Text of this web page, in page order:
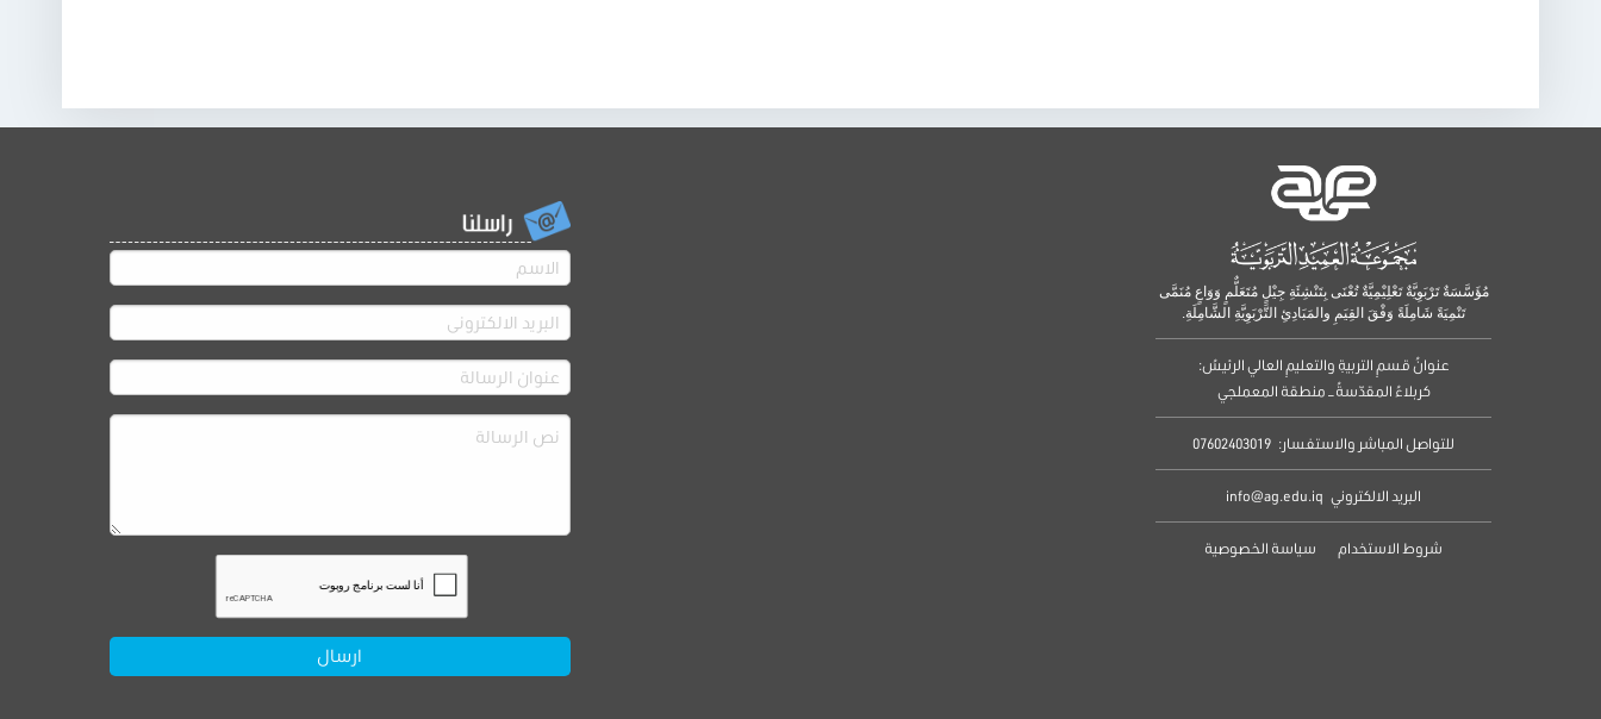
مُؤَسَّسَةٌ تَرْبَوِيَّةٌ تَعْلِيْمِيَّةٌ تُعْنَى بِتَنْشِئَةِ جِيْلٍ مُتَعَلٌّمٍ وَوَاعٍ مُنَمَّى
تَنْمِيَةً شَامِلَةً وَفْقَ القِيَمِ والمَبَادِئِ التَّرْبَوِيَّةِ الشَّامِلَةِ.
عنوانُ قسمِ التربيةِ والتعليمِ العالي الرئيسُ:
كربلاءُ المقدّسةُ – منطقة المعملجي
للتواصل المباشر والاستفسار: 07602403019
البريد الالكتروني info@ag.edu.iq
شروط الاستخدام سياسة الخصوصية